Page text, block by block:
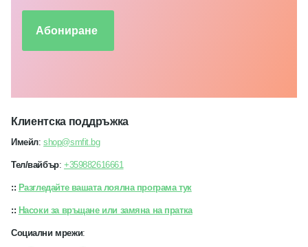
Абониране
Клиентска поддръжка
Имейл:shop@smfit.bg
Тел/вайбър: +359882616661
:: Разгледайте вашата лоялна програма тук
:: Насоки за връщане или замяна на пратка
Социални мрежи: